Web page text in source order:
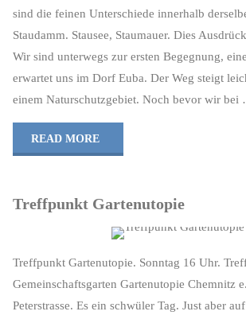
sind die feinen Unterschiede innerhalb
Staudamm. Stausee, Staumauer. Dies
Wir sind unterwegs zur ersten Begegnung,
erwartet uns im Dorf Euba. Der Weg steigt
einem Natur­schutz­gebiet. Noch bevor wir bei
READ MORE
Treffpunkt Gartenutopie
Treffpunkt Gartenutopie. Sonntag 16 Uhr.
Gemeinschaftsgarten Gartenutopie Chemnitz
Peterstrasse. Es ein schwüler Tag. Just aber